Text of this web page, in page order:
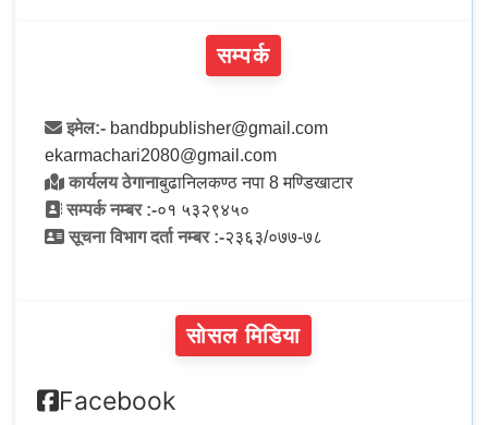
सम्पर्क
इमेल:- bandbpublisher@gmail.com
ekarmachari2080@gmail.com
कार्यलय ठेगानाबुढानिलकण्ठ नपा 8 मण्डिखाटार
सम्पर्क नम्बर :-०१ ५३२९४५०
सूचना विभाग दर्ता नम्बर :-२३६३/०७७-७८
सोसल मिडिया
Facebook